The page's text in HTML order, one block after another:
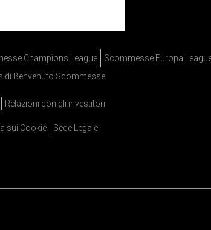
Champions League Scommesse Europa
di Benvenuto Scommesse
Relazioni con gli investitori
sui Cookie Sede Legale